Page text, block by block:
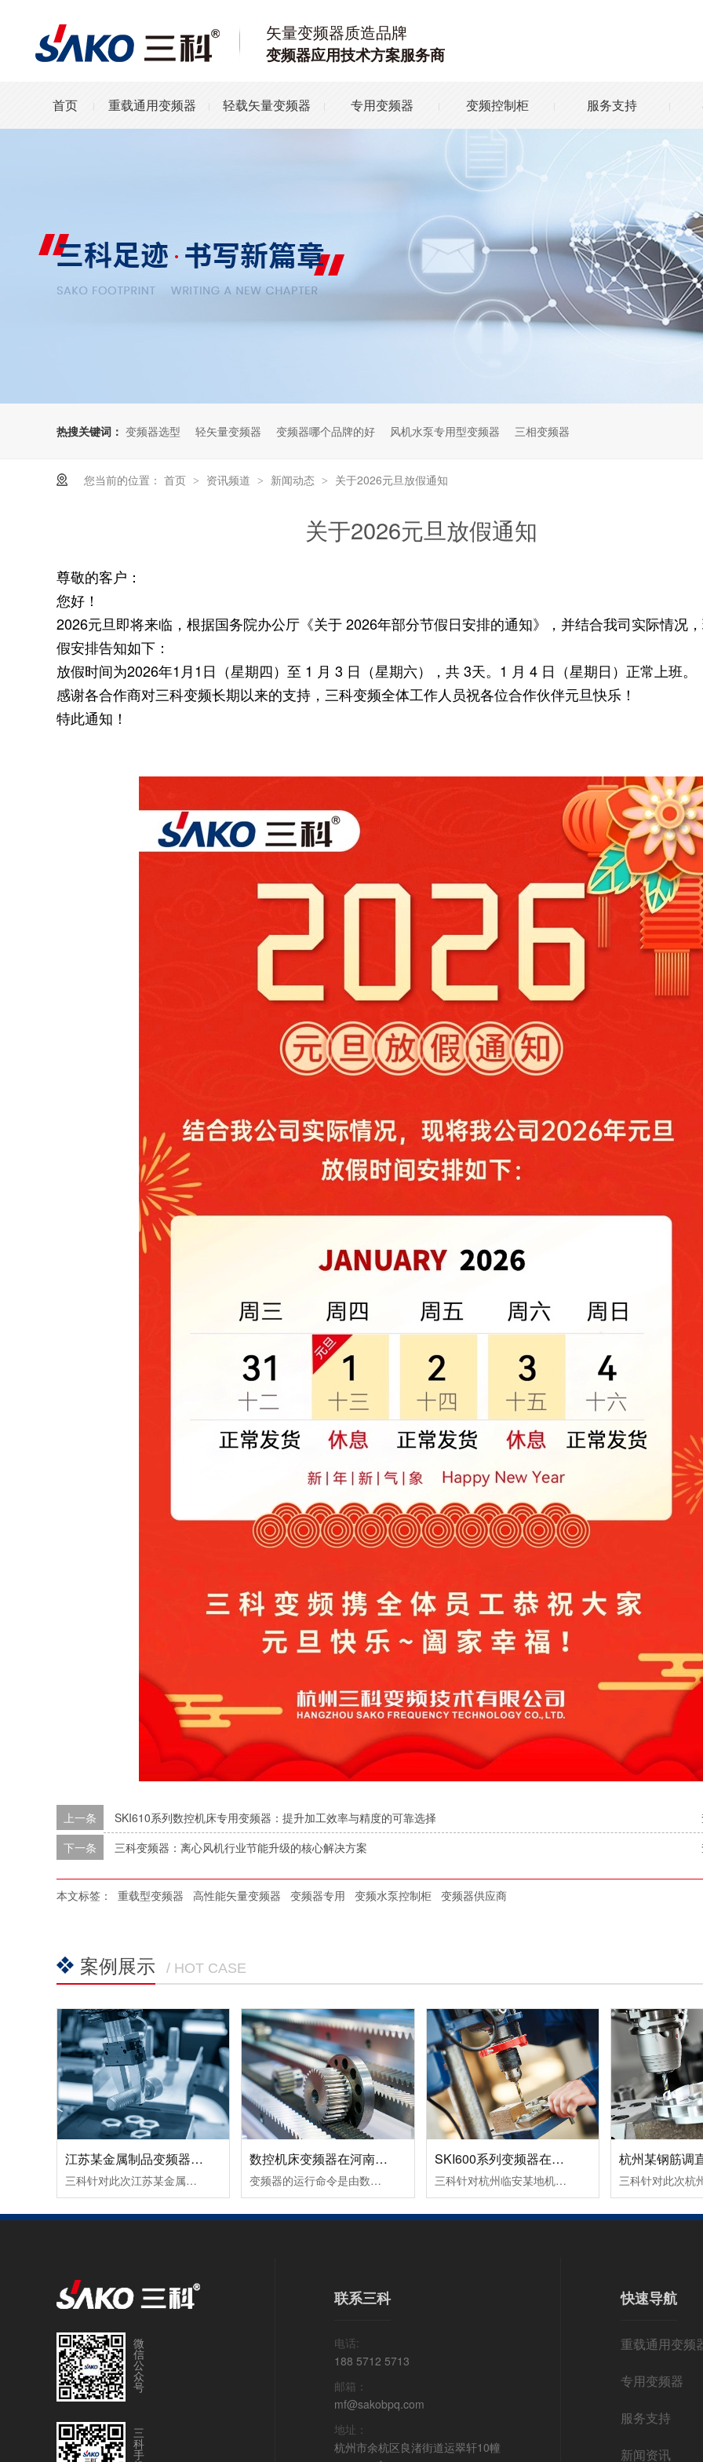
矢量变频器质造品牌
变频器应用技术方案服务商
首页 重载通用变频器 轻载矢量变频器 专用变频器 变频控制柜 服务支持
热搜关键词： 变频器选型 轻矢量变频器 变频器哪个品牌的好 风机水泵专用型变频器 三相变频器
您当前的位置： 首页 > 资讯频道 > 新闻动态 > 关于2026元旦放假通知
关于2026元旦放假通知
尊敬的客户：
您好！
2026元旦即将来临，根据国务院办公厅《关于 2026年部分节假日安排的通知》，并结合我司实际情况
假安排告知如下：
放假时间为2026年1月1日（星期四）至 1 月 3 日（星期六），共 3天。1 月 4 日（星期日）正常上班。
感谢各合作商对三科变频长期以来的支持，三科变频全体工作人员祝各位合作伙伴元旦快乐！
特此通知！
上一条
SKI610系列数控机床专用变频器：提升加工效率与精度的可靠选择
下一条 三科变频器：离心风机行业节能升级的核心解决方案​
本文标签： 重载型变频器 高性能矢量变频器 变频器专用 变频水泵控制柜 变频器供应商
案例展示 / HOT CASE
江苏某金属制品变频器节能改造案例！
三科针对此次江苏某金属制品变频器节能改造案例除了采用变频调速让电机达到理想工作转速外，在提高球磨机的研磨效率所取得的节能效果也很好。由于球磨机在设计时，都考虑到保证电动机的最大输出转矩，而实际生产过程中，往往达不到最大输出转矩，电动机处于轻载（不满载）工作状态，其功率因数和效率都较低。这时可通......
数控机床变频器在河南数控设备中的应用案例！
变频器的运行命令是由数控系列发出运行指令，一个正转命令FWD（S1输入），一个反转命令REV（S2输入）。频率信号是由数控系统输出转速信号S(0～10VDC），从变频器AI2端子输入频率指令即可改变频器的频率，从而改变电机的转速。变频器输出故障信号（R1A，R1C）到数控系统，变频器报故障代码时，使机床控制系统停止工作。
SKI600系列变频器在杭州临安某机械设备生产企业中的应用案例！
三科针对杭州临安某地机械设备生产企业设计了SKI600系列变频器在卧式木工带锯机上的应用所采取的设备加工工艺及控制方案：其工作过程为跑车工作台以一定的速度运行一段距离，此速度通常是慢速行进，由PLC给变频器启动和多段速信号，变频器带动跑车工作台电机以低速行进；当锯条进至木头大概5公分左右的位置后，PLC.....
微
信
公
众
号
三
科
手
联系三科
电话:
188 5712 5713
邮箱：
mf@sakobpq.com
地址：
杭州市余杭区良渚街道运翠轩10幢
快速导航
重载通用变频
专用变频器
服务支持
新闻资讯